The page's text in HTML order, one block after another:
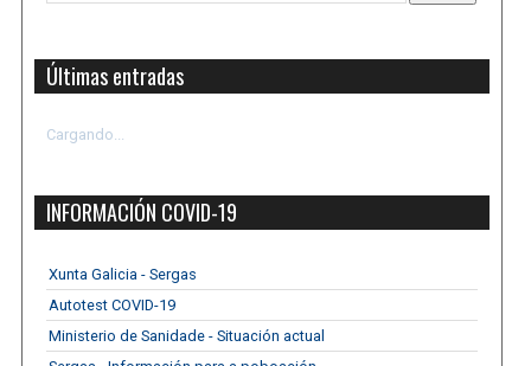
Últimas entradas
Cargando...
INFORMACIÓN COVID-19
Xunta Galicia - Sergas
Autotest COVID-19
Ministerio de Sanidade - Situación actual